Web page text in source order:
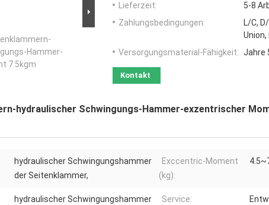
Hammer-
7.5kgm
Lieferzeit:
5-8
Zahlungsbedingungen:
L/C,
Union,
Versorgungsmaterial-Fähigkeit: Jahre
Kontakt
hydraulischer Schwingungs-Hammer-exzentrischer
hydraulischer Schwingungshammer
der Seitenklammer,
Exccentric-Moment
(kg):
hydraulischer Schwingungshammer Service: